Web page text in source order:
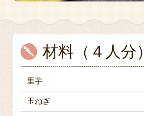
材料（４人分）
里芋
玉ねぎ